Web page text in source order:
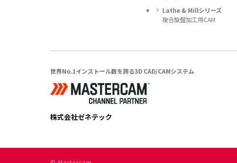
Lathe & Millシリーズ
複合旋盤加工用CAM
世界No.1インストール数を誇る3D CAD/CAMシステム
株式会社ゼネテック